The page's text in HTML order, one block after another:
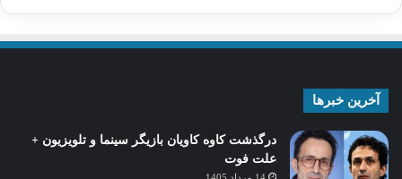
آخرین خبرها
درگذشت کاوه کاویان بازیگر سینما و تلویزیون +
علت فوت